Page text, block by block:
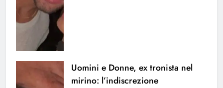
Uomini e Donne, ex tronista nel
mirino: l’indiscrezione